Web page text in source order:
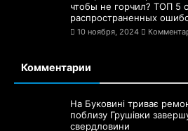
чтобы не горчил? ТОП 5
распространенных
10 ноября, 2024
Комментарии
На Буковині триває
поблизу Грушівки
свердловини